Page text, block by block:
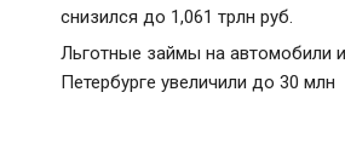
снизился до 1,061 трлн руб.
Льготные займы на автомобили и
Петербурге увеличили до 30 млн